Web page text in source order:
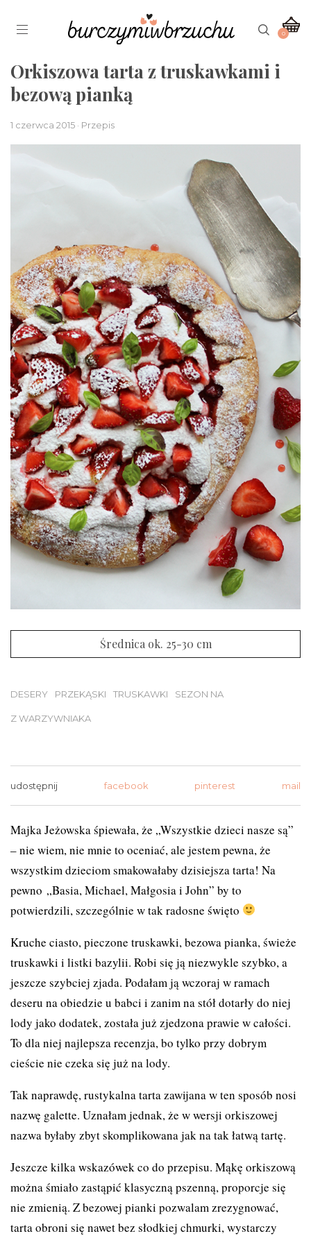
0
Orkiszowa tarta z truskawkami i
bezową pianką
1 czerwca 2015 · Przepis
Średnica ok. 25-30 cm
DESERY PRZEKĄSKI TRUSKAWKI SEZON NA
Z WARZYWNIAKA
udostępnij facebook pinterest mail
Majka Jeżowska śpiewała, że „Wszystkie dzieci nasze są”
– nie wiem, nie mnie to oceniać, ale jestem pewna, że
wszystkim dzieciom smakowałaby dzisiejsza tarta! Na
pewno „Basia, Michael, Małgosia i John” by to
potwierdzili, szczególnie w tak radosne święto
Kruche ciasto, pieczone truskawki, bezowa pianka, świeże
truskawki i listki bazylii. Robi się ją niezwykle szybko, a
jeszcze szybciej zjada. Podałam ją wczoraj w ramach
deseru na obiedzie u babci i zanim na stół dotarły do niej
lody jako dodatek, została już zjedzona prawie w całości.
To dla niej najlepsza recenzja, bo tylko przy dobrym
cieście nie czeka się już na lody.
Tak naprawdę, rustykalna tarta zawijana w ten sposób nosi
nazwę galette. Uznałam jednak, że w wersji orkiszowej
nazwa byłaby zbyt skomplikowana jak na tak łatwą tartę.
Jeszcze kilka wskazówek co do przepisu. Mąkę orkiszową
można śmiało zastąpić klasyczną pszenną, proporcje się
nie zmienią. Z bezowej pianki pozwalam zrezygnować,
tarta obroni się nawet bez słodkiej chmurki, wystarczy